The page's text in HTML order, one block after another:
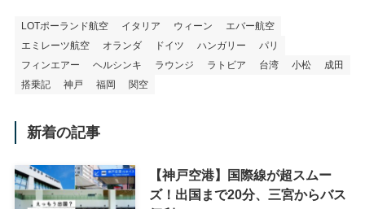
LOTポーランド航空 イタリア ウィーン
エバー航空
エミレーツ航空
オランダ ドイツ ハンガリー
パリ
フィンエアー
ヘルシンキ ラウンジ ラトビア 台湾 小松
成田
搭乗記
神戸 福岡 関空
新着の記事
【神戸空港】国際線が超スムー
ズ！出国まで20分、三宮からバス